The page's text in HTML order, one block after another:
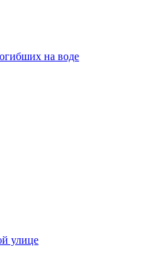
на воде
улице